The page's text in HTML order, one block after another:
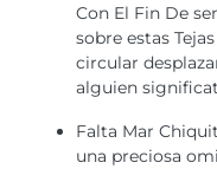
Con El Fin De
sobre estas
circular
alguien
Falta Mar
una preciosa